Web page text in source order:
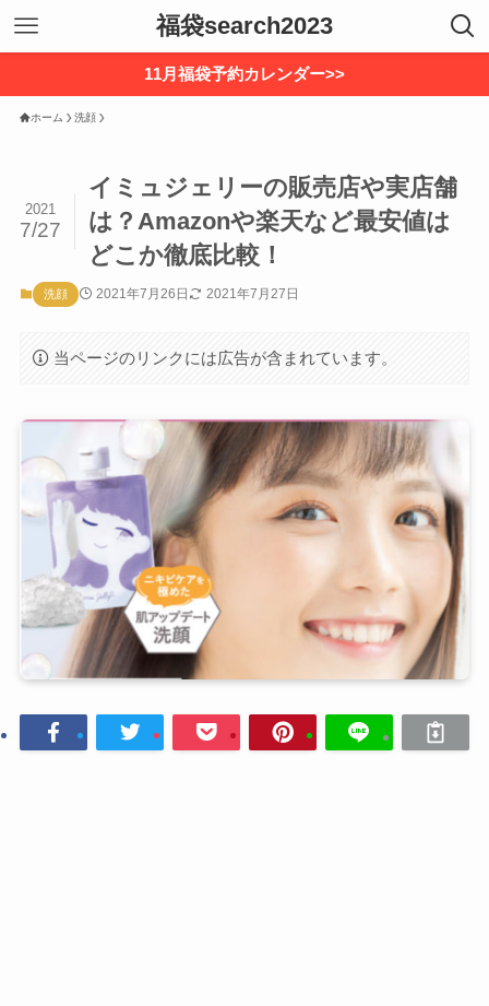
福袋search2023
11月福袋予約カレンダー>>
ホーム 洗顔
イミュジェリーの販売店や実店舗
は？Amazonや楽天など最安値は
どこか徹底比較！
2021
7/27
洗顔 2021年7月26日 2021年7月27日
当ページのリンクには広告が含まれています。